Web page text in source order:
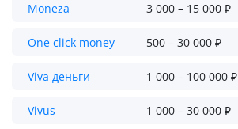
Moneza 3 000 – 15 000 ₽
One click money 500 – 30 000 ₽
Viva деньги 1 000 – 100 000 ₽
Vivus 1 000 – 30 000 ₽